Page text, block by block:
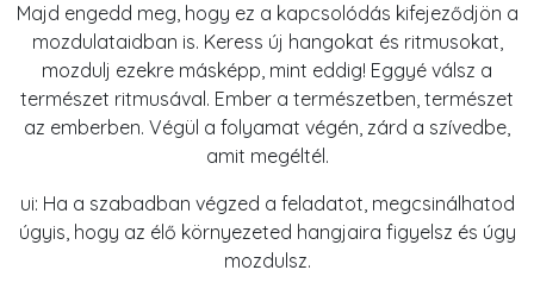
Majd engedd meg, hogy ez a kapcsolódás kifejeződjön a
mozdulataidban is. Keress új hangokat és ritmusokat,
mozdulj ezekre másképp, mint eddig! Eggyé válsz a
természet ritmusával. Ember a természetben, természet
az emberben. Végül a folyamat végén, zárd a szívedbe,
amit megéltél.
ui: Ha a szabadban végzed a feladatot, megcsinálhatod
úgyis, hogy az élő környezeted hangjaira figyelsz és úgy
mozdulsz.